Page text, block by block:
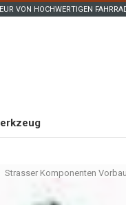
VON HOCHWERTIGEN
Strasser Komponenten